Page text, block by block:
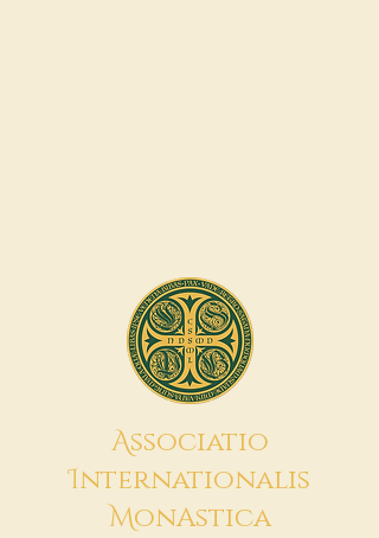
Associatio
Internationalis
MonAstica